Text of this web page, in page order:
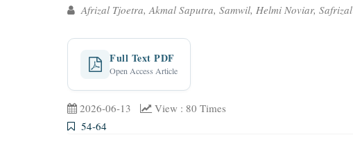
Afrizal Tjoetra, Akmal Saputra, Samwil, Helmi Noviar, Safrizal
Full Text PDF
Open Access Article
2026-06-13
View : 80 Times
54-64